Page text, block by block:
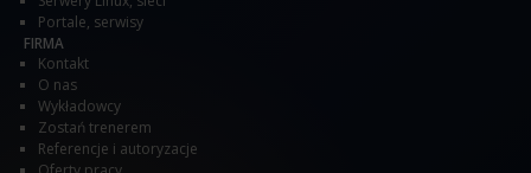
Portale, serwisy
FIRMA
Kontakt
O nas
Wykładowcy
Zostań trenerem
Referencje i autoryzacje